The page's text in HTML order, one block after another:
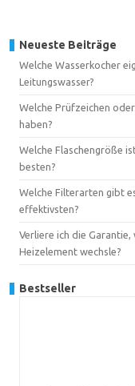
Neueste Beiträge
Welche Wasserkocher
Leitungswasser?
Welche Prüfzeichen
haben?
Welche Flaschengröße
besten?
Welche Filterarten gibt
effektivsten?
Verliere ich die
Heizelement wechsle?
Bestseller